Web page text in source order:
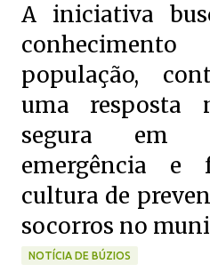
A iniciativa
população,
uma resposta
segura em
emergência e
cultura de
socorros no
NOTÍCIA DE BÚZIOS